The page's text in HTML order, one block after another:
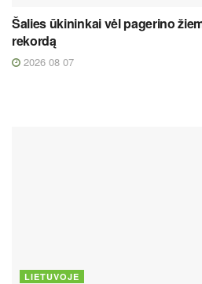
Šalies ūkininkai vėl pagerino
rekordą
2026 08 07
LIETUVOJE